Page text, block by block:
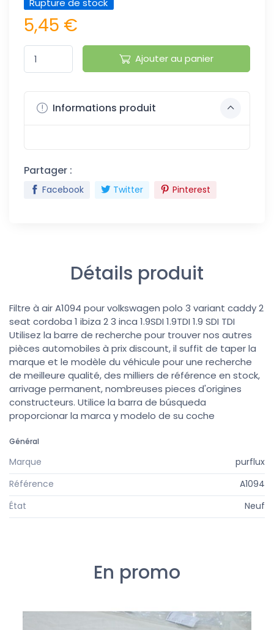
Rupture de stock
5,45 €
Ajouter au panier
Informations produit
Partager :
Facebook Twitter Pinterest
Détails produit
Filtre à air A1094 pour volkswagen polo 3 variant caddy 2
seat cordoba 1 ibiza 2 3 inca 1.9SDI 1.9TDI 1.9 SDI TDI
Utilisez la barre de recherche pour trouver nos autres
pièces automobiles à prix discount, il suffit de taper la
marque et le modèle du véhicule pour une recherche
de meilleure qualité, des milliers de référence en stock,
arrivage permanent, nombreuses pieces d'origines
constructeurs. Utilice la barra de búsqueda
proporcionar la marca y modelo de su coche
Général
Marque
purflux
Référence
A1094
État
Neuf
En promo